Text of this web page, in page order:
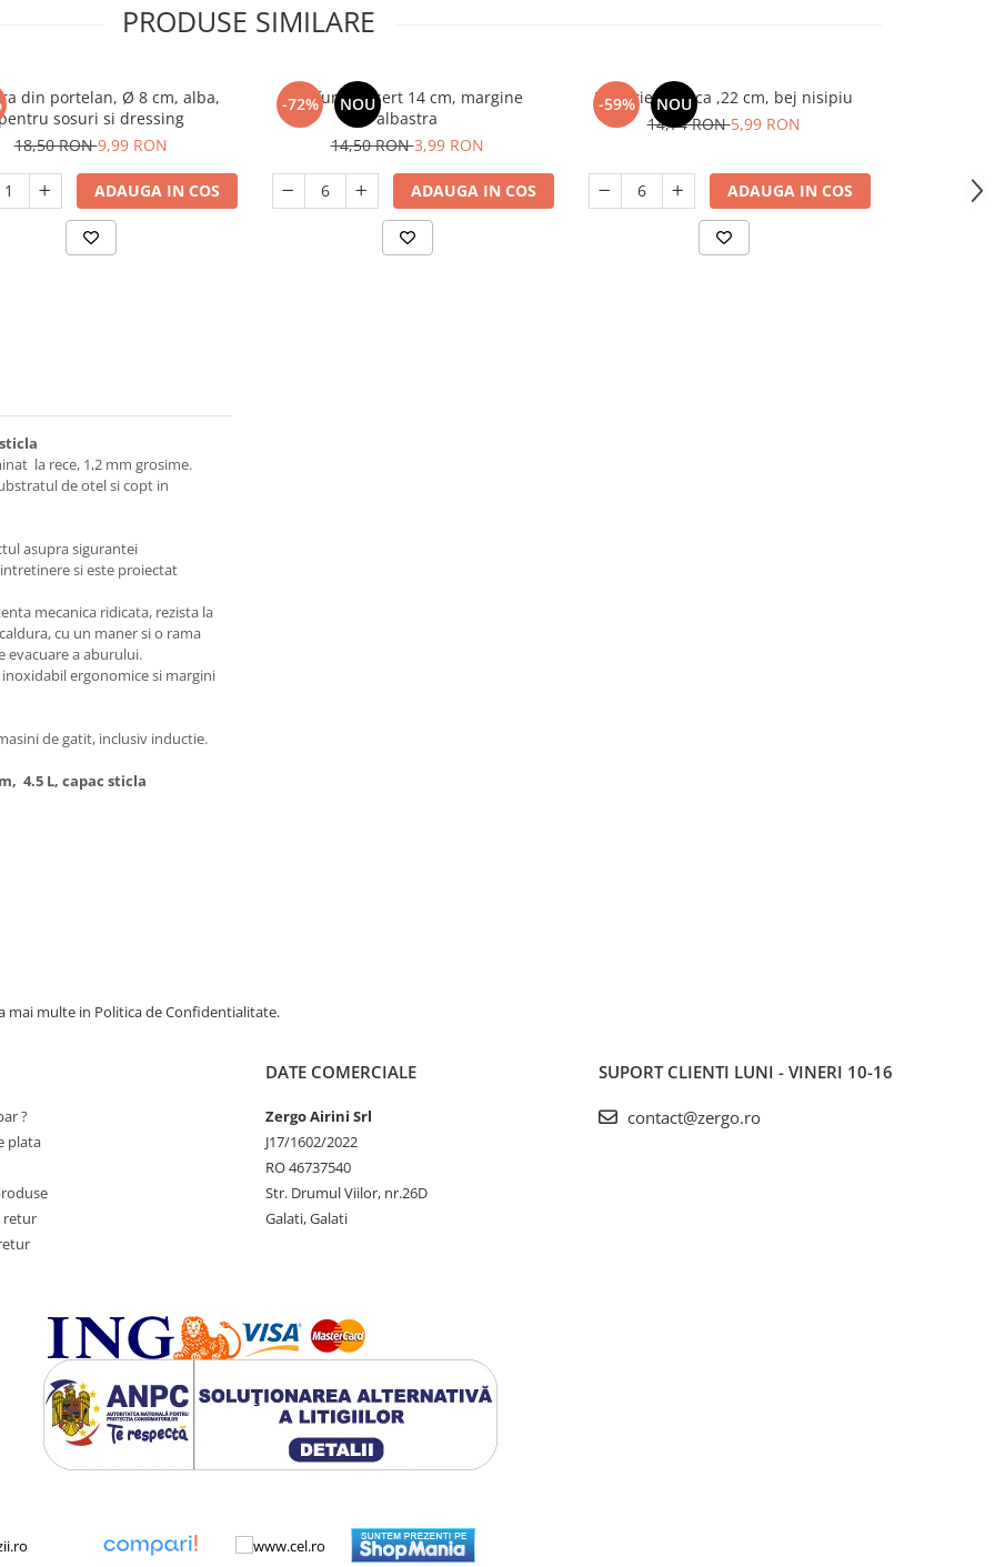
PRODUSE SIMILARE
din portelan, Ø 8 cm, alba,
sosuri si dressing
18,50 RON9,99 RON
ADAUGA IN COS
-72% NOU
Farfurie desert 14 cm, margine
albastra
14,50 RON3,99 RON
ADAUGA IN COS
-59% NOU
Farfurie adanca ,22 cm, bej nisipiu
14,74 RON5,99 RON
ADAUGA IN COS
la rece, 1,2 mm grosime.
de otel si copt in
asupra sigurantei
si este proiectat
mecanica ridicata, rezista la
cu un maner si o rama
evacuare a aburului.
ergonomice si margini
de gatit, inclusiv inductie.
4.5 L, capac sticla
mai multe in Politica de Confidentialitate.
?
plata
retur
DATE COMERCIALE
Zergo Airini Srl
J17/1602/2022
RO 46737540
Str. Drumul Viilor, nr.26D
Galati, Galati
SUPORT CLIENTI LUNI - VINERI 10-16
contact@zergo.ro